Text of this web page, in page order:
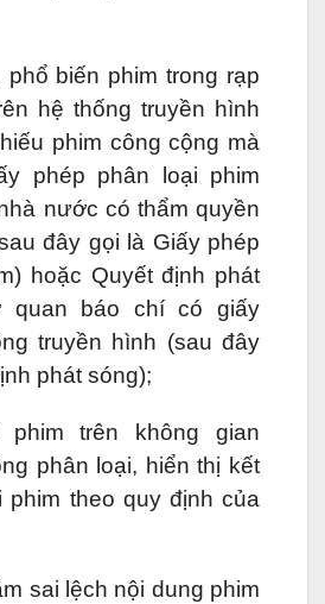
phổ biến phim trong rạp
hệ thống truyền hình
phim công cộng mà
phép phân loại phim
nước có thẩm quyền
đây gọi là Giấy phép
hoặc Quyết định phát
quan báo chí có giấy
truyền hình (sau đây
phát sóng);
trên không gian
phân loại, hiển thị kết
phim theo quy định của
sai lệch nội dung phim